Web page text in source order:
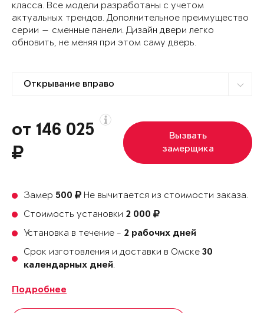
класса. Все модели разработаны с учетом
актуальных трендов. Дополнительное преимущество
серии — сменные панели. Дизайн двери легко
обновить, не меняя при этом саму дверь.
от 146 025
Вызвать
замерщика
Замер 500
Не вычитается из стоимости заказа.
Стоимость установки 2 000
Установка в течение - 2 рабочих дней
Срок изготовления и доставки в Омске 30
календарных дней.
Подробнее